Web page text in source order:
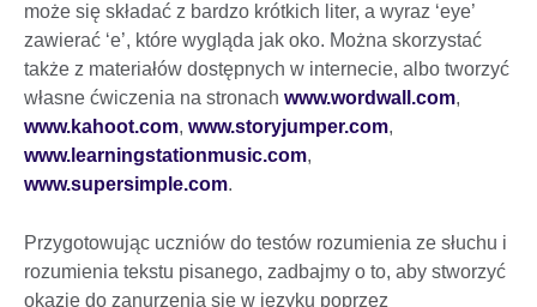
może się składać z bardzo krótkich liter, a wyraz ‘eye’
zawierać ‘e’, które wygląda jak oko. Można skorzystać
także z materiałów dostępnych w internecie, albo tworzyć
własne ćwiczenia na stronach www.wordwall.com,
www.kahoot.com, www.storyjumper.com,
www.learningstationmusic.com,
www.supersimple.com.
Przygotowując uczniów do testów rozumienia ze słuchu i
rozumienia tekstu pisanego, zadbajmy o to, aby stworzyć
okazję do zanurzenia się w języku poprzez